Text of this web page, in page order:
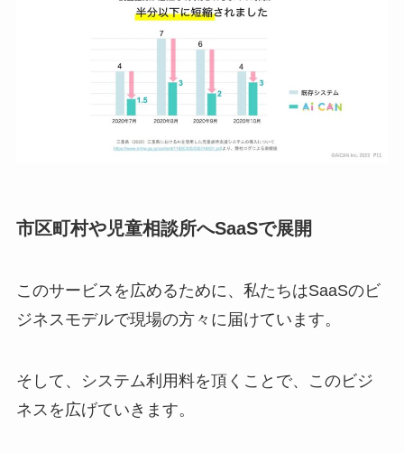
市区町村や児童相談所へSaaSで展開
このサービスを広めるために、私たちはSaaSのビ
ジネスモデルで現場の方々に届けています。
そして、システム利用料を頂くことで、このビジ
ネスを広げていきます。